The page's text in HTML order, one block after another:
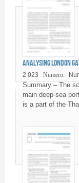
Analysing London
2 023 Numero:
Summary – The
main deep-sea
is a part of the